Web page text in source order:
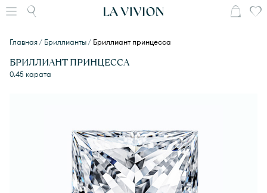
Главная Бриллианты Бриллиант принцесса
БРИЛЛИАНТ ПРИНЦЕССА
0.45 карата